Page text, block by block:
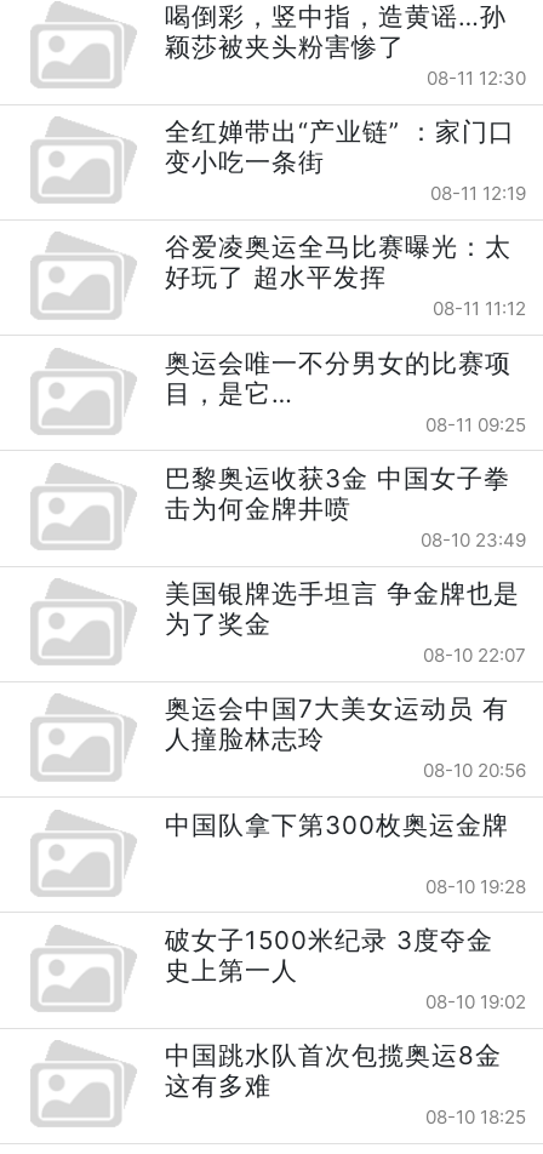
喝倒彩，竖中指，造黄谣…孙
颖莎被夹头粉害惨了
08-11 12:30
全红婵带出“产业链” ：家门口
变小吃一条街
08-11 12:19
谷爱凌奥运全马比赛曝光：太
好玩了 超水平发挥
08-11 11:12
奥运会唯一不分男女的比赛项
目，是它…
08-11 09:25
巴黎奥运收获3金 中国女子拳
击为何金牌井喷
08-10 23:49
美国银牌选手坦言 争金牌也是
为了奖金
08-10 22:07
奥运会中国7大美女运动员 有
人撞脸林志玲
08-10 20:56
中国队拿下第300枚奥运金牌
08-10 19:28
破女子1500米纪录 3度夺金
史上第一人
08-10 19:02
中国跳水队首次包揽奥运8金
这有多难
08-10 18:25